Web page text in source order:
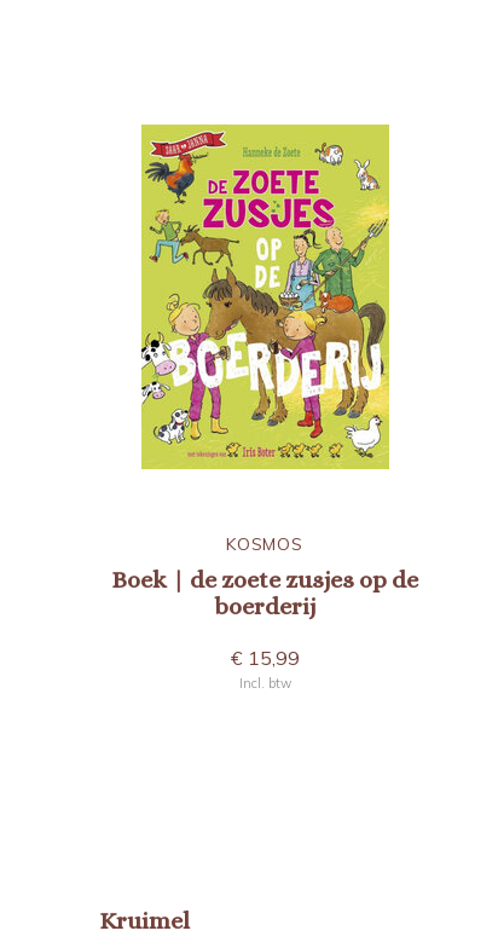
KOSMOS
Boek | de zoete zusjes op de
boerderij
€ 15,99
Incl. btw
Kruimel